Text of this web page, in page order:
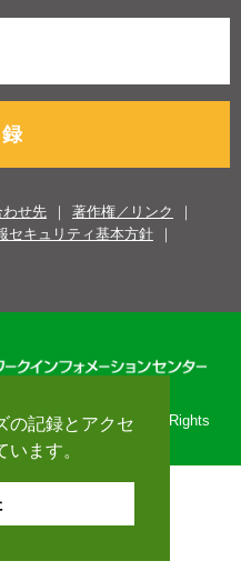
の記録とアクセ
ます。
わせ先
著作権／リンク
セキュリティ基本方針
Information Center. All Rights